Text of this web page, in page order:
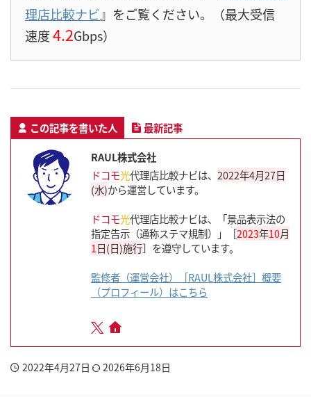
理店比較ナビ』をご覧ください。（最大受信
速度4.2Gbps）
この記事を書いた人
最新記事
RAUL株式会社
ドコモ光代理店比較ナビは、 2022年4月27日
(水)から運営しています。
ドコモ光代理店比較ナビは、「景品表示法の
指定告示（通称ステマ規制）」［2023年10月
1 日(日)施行］を遵守しています。
監修者（運営会社）［RAUL株式会社］概要
（プロフィール）はこちら
2022年4月27日 2026年6月18日